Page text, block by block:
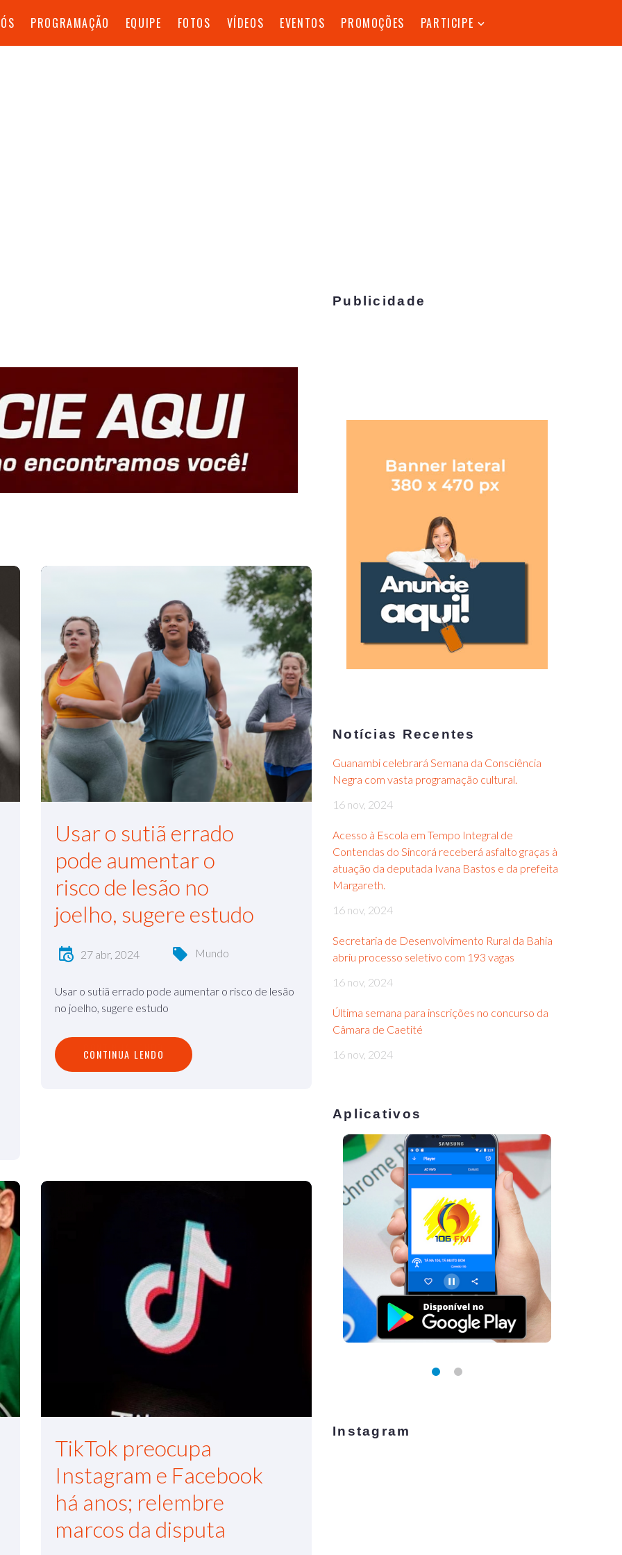
PROGRAMAÇÃO EQUIPE FOTOS VÍDEOS EVENTOS PROMOÇÕES PARTICIPE
Usar o sutiã errado
pode aumentar o
risco de lesão no
joelho, sugere estudo
27 abr, 2024 Mundo
Usar o sutiã errado pode aumentar o risco de lesão
no joelho, sugere estudo
CONTINUA LENDO
TikTok preocupa
Instagram e Facebook
há anos; relembre
marcos da disputa
Publicidade
Notícias Recentes
Guanambi celebrará Semana da Consciência
Negra com vasta programação cultural.
16 nov, 2024
Acesso à Escola em Tempo Integral de
Contendas do Sincorá receberá asfalto graças à
atuação da deputada Ivana Bastos e da prefeita
Margareth.
16 nov, 2024
Secretaria de Desenvolvimento Rural da Bahia
abriu processo seletivo com 193 vagas
16 nov, 2024
Última semana para inscrições no concurso da
Câmara de Caetité
16 nov, 2024
Aplicativos
Instagram